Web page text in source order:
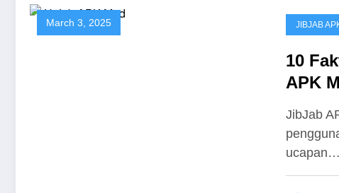
March 3, 2025 JIBJAB
10
APK
JibJab
ucapan…